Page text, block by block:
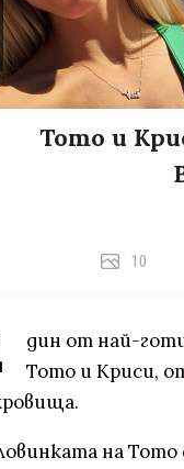
Тото и
10
дин от най-
Тото и Криси,
на Тото